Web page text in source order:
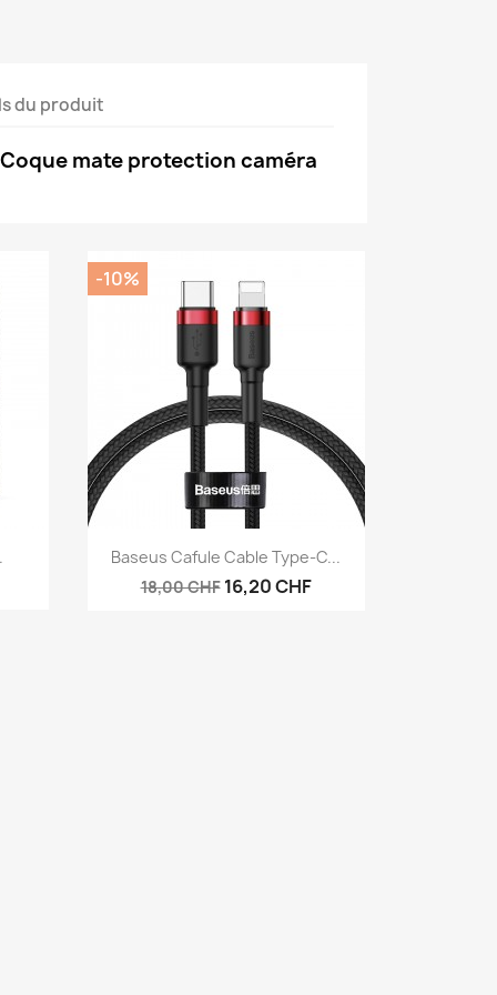
du produit
mate protection caméra
Aperçu rapide
Baseus Cafule Cable Type-C...
18,00 CHF 16,20 CHF
-10%